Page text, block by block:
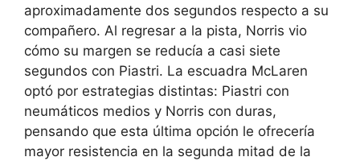
aproximadamente dos segundos respecto a su
compañero. Al regresar a la pista, Norris vio
cómo su margen se reducía a casi siete
segundos con Piastri. La escuadra McLaren
optó por estrategias distintas: Piastri con
neumáticos medios y Norris con duras,
pensando que esta última opción le ofrecería
mayor resistencia en la segunda mitad de la